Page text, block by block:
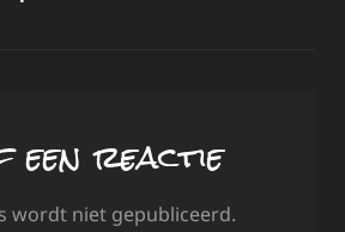
een reactie
wordt niet gepubliceerd.